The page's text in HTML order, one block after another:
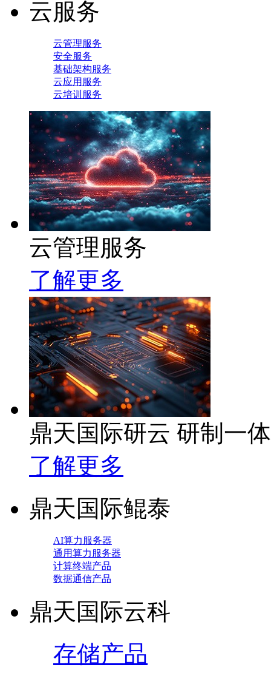
云服务
云管理服务
安全服务
基础架构服务
云应用服务
云培训服务
云管理服务
了解更多
鼎天国际研云 研制一
了解更多
鼎天国际鲲泰
AI算力服务器
通用算力服务器
计算终端产品
数据通信产品
鼎天国际云科
存储产品